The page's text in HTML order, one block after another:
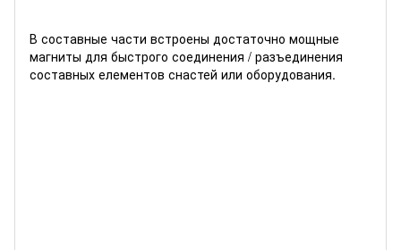
В составные части встроены достаточно мощные
магниты для быстрого соединения / разъединения
составных елементов снастей или оборудования.